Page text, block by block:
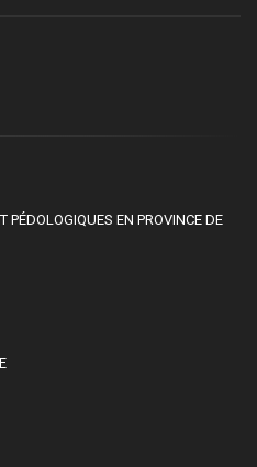
PÉDOLOGIQUES EN PROVINCE DE